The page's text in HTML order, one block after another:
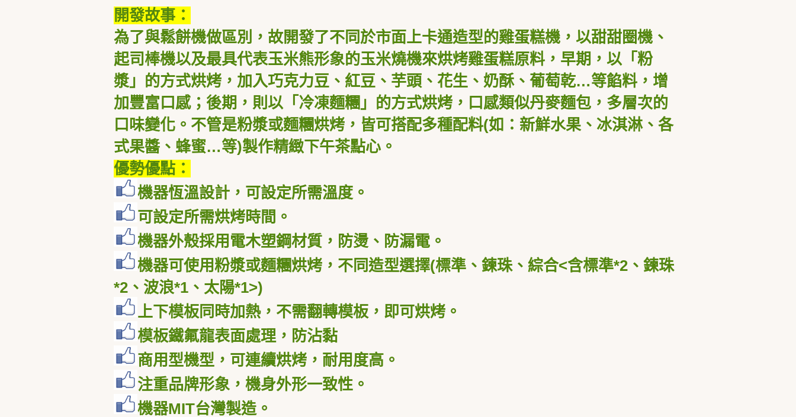
開發故事：
為了與鬆餅機做區別，故開發了不同於市面上卡通造型的雞蛋糕機，以甜甜圈機、
起司棒機以及最具代表玉米熊形象的玉米燒機來烘烤雞蛋糕原料，早期，以「粉
漿」的方式烘烤，加入巧克力豆、紅豆、芋頭、花生、奶酥、葡萄乾…等餡料，增
加豐富口感；後期，則以「冷凍麵糰」的方式烘烤，口感類似丹麥麵包，多層次的
口味變化。不管是粉漿或麵糰烘烤，皆可搭配多種配料(如：新鮮水果、冰淇淋、各
式果醬、蜂蜜…等)製作精緻下午茶點心。
優勢優點：
機器恆溫設計，可設定所需溫度。
可設定所需烘烤時間。
機器外殼採用電木塑鋼材質，防燙、防漏電。
機器可使用粉漿或麵糰烘烤，不同造型選擇(標準、鍊珠、綜合<含標準*2 、鍊珠
*2 、波浪*1 、太陽*1>)
上下模板同時加熱，不需翻轉模板，即可烘烤。
模板鐵氟龍表面處理，防沾黏
商用型機型，可連續烘烤，耐用度高。
注重品牌形象，機身外形一致性。
機器MIT台灣製造。